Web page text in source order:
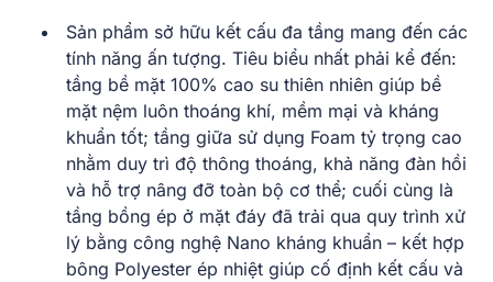
Sản phẩm sở hữu kết cấu đa tầng mang đến các
tính năng ấn tượng. Tiêu biểu nhất phải kể đến:
tầng bề mặt 100% cao su thiên nhiên giúp bề
mặt nệm luôn thoáng khí, mềm mại và kháng
khuẩn tốt; tầng giữa sử dụng Foam tỷ trọng cao
nhằm duy trì độ thông thoáng, khả năng đàn hồi
và hỗ trợ nâng đỡ toàn bộ cơ thể; cuối cùng là
tầng bồng ép ở mặt đáy đã trải qua quy trình xử
lý bằng công nghệ Nano kháng khuẩn – kết hợp
bông Polyester ép nhiệt giúp cố định kết cấu và